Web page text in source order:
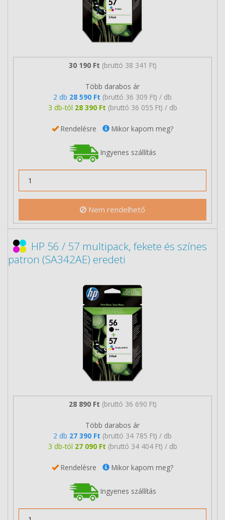
30 190 Ft (bruttó 38 341 Ft)
Több darabos ár
2 db 28 590 Ft (bruttó 36 309 Ft) / db
3 db-tól 28 390 Ft (bruttó 36 055 Ft) / db
Rendelésre Mikor kapom meg?
Ingyenes szállítás
Nem rendelhető
HP 56 / 57 multipack, fekete és színes
patron (SA342AE) eredeti
28 890 Ft (bruttó 36 690 Ft)
Több darabos ár
2 db 27 390 Ft (bruttó 34 785 Ft) / db
3 db-tól 27 090 Ft (bruttó 34 404 Ft) / db
Rendelésre Mikor kapom meg?
Ingyenes szállítás